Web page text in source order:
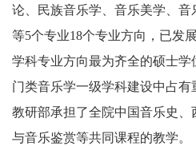
论、民族音乐学、音乐美学、
等5个专业18个专业方向，已发
学科专业方向最为齐全的硕士
门类音乐学一级学科建设中占
教研部承担了全院中国音乐史
与音乐鉴赏等共同课程的教学。